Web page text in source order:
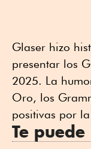
Glaser hizo
presentar los
2025. La
Oro, los
positivas por
Te